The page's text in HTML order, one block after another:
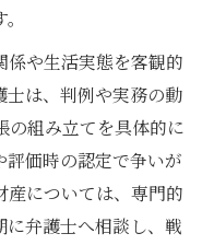
や生活実態を客観的
士は、判例や実務の動
の組み立てを具体的に
価時の認定で争いが
については、専門的
弁護士へ相談し、戦